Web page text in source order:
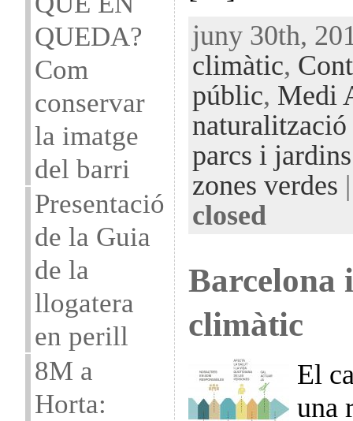
QUEDA?
Com
conservar
la imatge
del barri
Presentació
de la Guia
de la
llogatera
en perill
8M a
Horta:
juny 30th,
climàtic,
públic, Medi
naturalització
parcs i jardins
zones verdes
closed
Barcelona
climàtic
El
una